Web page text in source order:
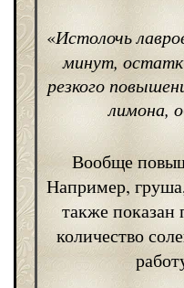
«Истолочь
минут,
резкого
лимона,
Вообще
Например,
также показан
количество